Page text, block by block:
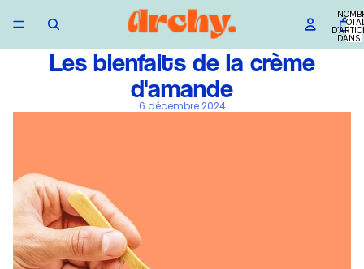
DANS
Les bienfaits de la crème
d'amande
6 décembre 2024